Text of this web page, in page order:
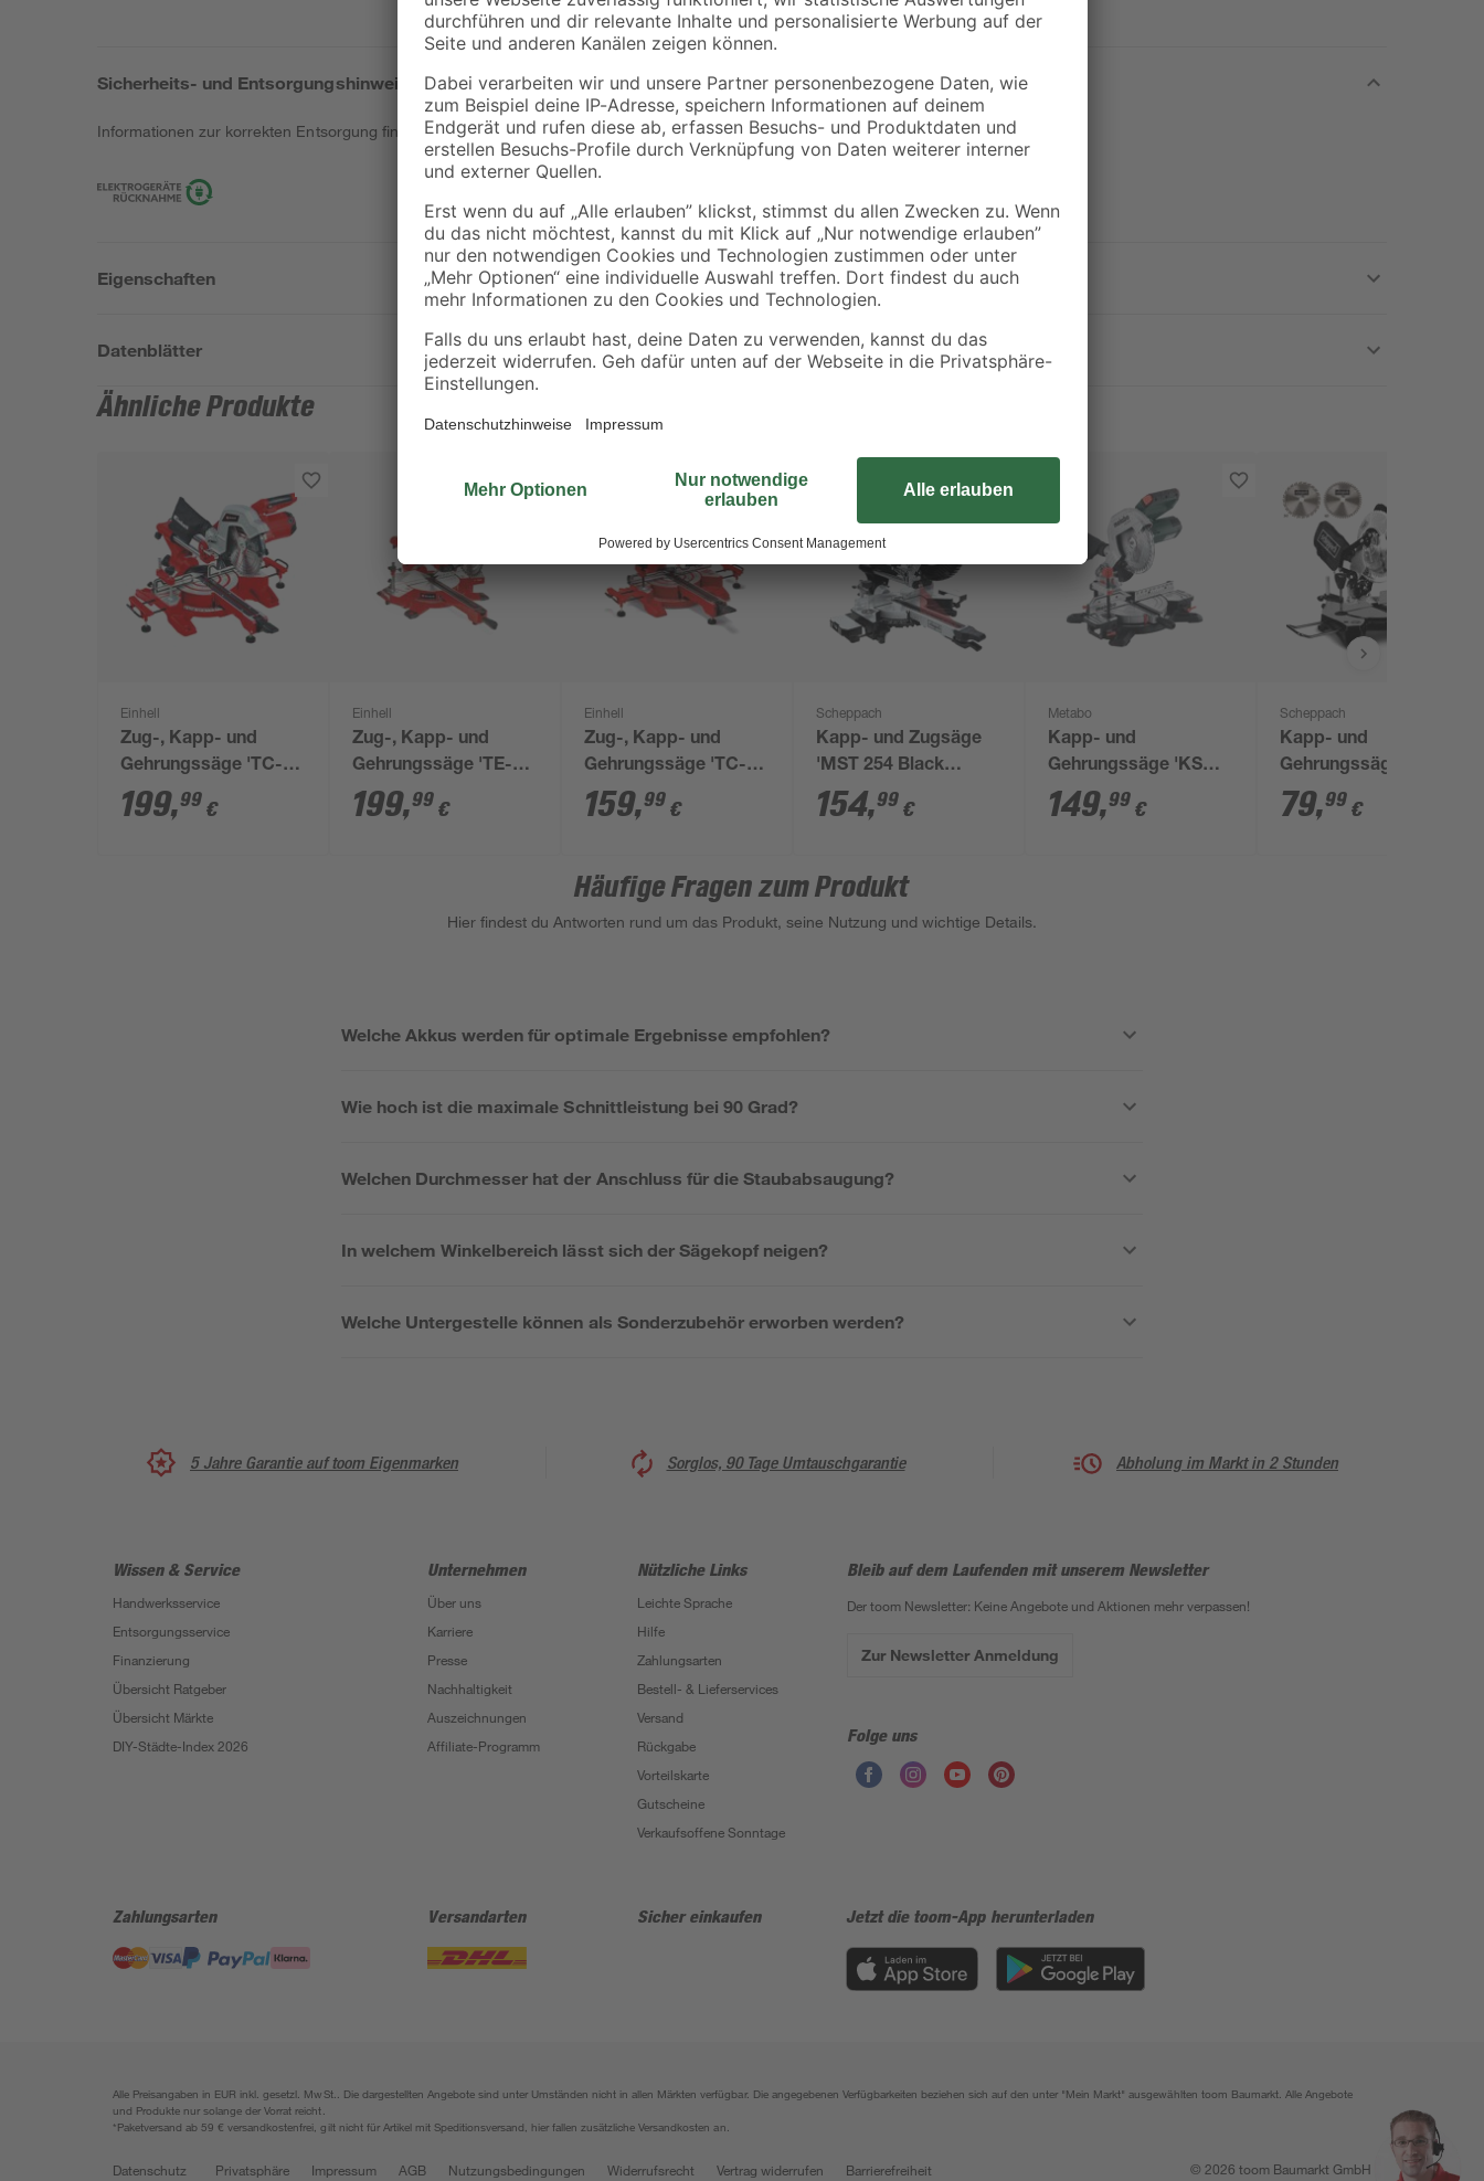
unglaubliche Kraft und Vielseitigkeit.
Sicherheits- und Entsorgungshinweise
Informationen zur korrekten Entsorgung findest duhier.
Eigenschaften
Datenblätter
Ähnliche Produkte
Einhell
Zug-, Kapp- und
Gehrungssäge 'TC-
SM 254' rot 1800 W
199,99 €
Einhell
Zug-, Kapp- und
Gehrungssäge 'TE-
SM 36/210 Li-Solo' 18
V ohne Akku, Ø 210
199,99 €
Einhell
Zug-, Kapp- und
Gehrungssäge 'TC-
SM 216' rot 1500 W
159,99 €
Bestseller
Scheppach
Kapp- und Zugsäge
'MST 254 Black
Edition' 2000 W mit 2
Sägeblättern
154,99 €
Metabo
Kapp- und
Gehrungssäge 'KS
216 M' 1100 W
149,99 €
Scheppach
Kapp- und
Gehrungssäge 'MT
210 Black Edition'
1500 W mit 2
79,99 €
Häufige Fragen zum Produkt
Hier findest du Antworten rund um das Produkt, seine Nutzung und wichtige Details.
Welche Akkus werden für optimale Ergebnisse empfohlen?
Wie hoch ist die maximale Schnittleistung bei 90 Grad?
Welchen Durchmesser hat der Anschluss für die Staubabsaugung?
In welchem Winkelbereich lässt sich der Sägekopf neigen?
Welche Untergestelle können als Sonderzubehör erworben werden?
5 Jahre Garantie auf toom Eigenmarken Sorglos, 90 Tage Umtauschgarantie Abholung im Markt in 2 Stunden
Wissen & Service
Handwerksservice
Entsorgungsservice
Finanzierung
Übersicht Ratgeber
Übersicht Märkte
DIY-Städte-Index 2026
Unternehmen
Über uns
Karriere
Presse
Nachhaltigkeit
Auszeichnungen
Affiliate-Programm
Nützliche Links
Leichte Sprache
Hilfe
Zahlungsarten
Bestell- & Lieferservices
Versand
Rückgabe
Vorteilskarte
Gutscheine
Verkaufsoffene Sonntage
Bleib auf dem Laufenden mit unserem Newsletter
Der toom Newsletter: Keine Angebote und Aktionen mehr verpassen!
Zur Newsletter Anmeldung
Folge uns
Zahlungsarten Versandarten Sicher einkaufen Jetzt die toom-App herunterladen
Alle Preisangaben in EUR inkl. gesetzl. MwSt.. Die dargestellten Angebote sind unter Umständen nicht in allen Märkten verfügbar. Die angegebenen Verfügbarkeiten beziehen sich auf den unter "Mein Markt" ausgewählten toom Baumarkt. Alle Angebote
und Produkte nur solange der Vorrat reicht.
*Paketversand ab 59 € versandkostenfrei, gilt nicht für Artikel mit Speditionsversand, hier fallen zusätzliche Versandkosten an.
Datenschutz Privatsphäre Impressum AGB Nutzungsbedingungen Widerrufsrecht Vertrag widerrufen Barrierefreiheit © 2026 toom Baumarkt GmbH